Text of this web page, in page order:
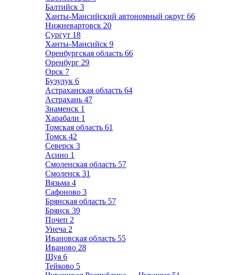
Балтийск 3
Ханты-Мансийский автономный округ 66
Нижневартовск 20
Сургут 18
Ханты-Мансийск 9
Оренбургская область 66
Оренбург 29
Орск 7
Бузулук 6
Астраханская область 64
Астрахань 47
Знаменск 1
Харабали 1
Томская область 61
Томск 42
Северск 3
Асино 1
Смоленская область 57
Смоленск 31
Вязьма 4
Сафоново 3
Брянская область 57
Брянск 39
Почеп 2
Унеча 2
Ивановская область 55
Иваново 28
Шуя 6
Тейково 5